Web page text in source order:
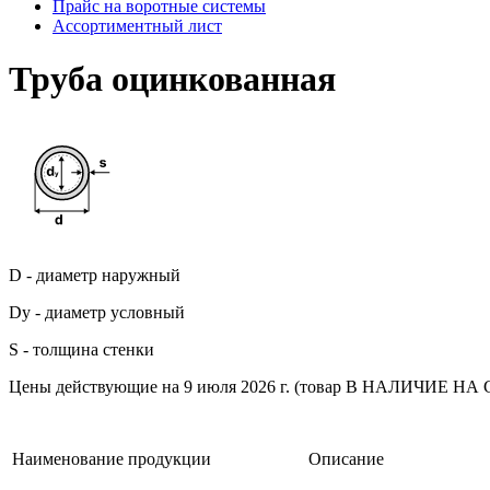
Прайс на воротные системы
Ассортиментный лист
Труба оцинкованная
D - диаметр наружный
Dy - диаметр условный
S - толщина стенки
Цены действующие на 9 июля 2026 г. (товар В НАЛИЧИЕ
Наименование продукции Описание